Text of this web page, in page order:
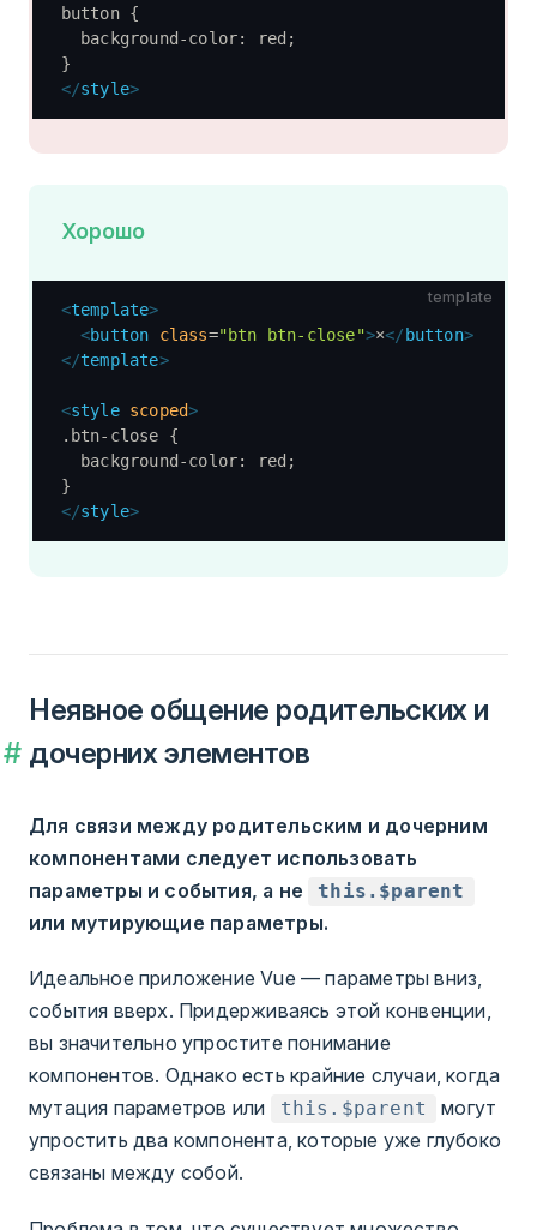
button {
  background-color: red;
}
</style>
Хорошо
template
<template>
  <
button class="btn btn-close">×</ button>
</template>
<style scoped>
.btn-close {
  background-color: red;
}
</style>
Неявное общение родительских и
дочерних элементов
Для связи между родительским и дочерним
компонентами следует использовать
параметры и события, а не
this.$parent
или мутирующие параметры.
Идеальное приложение Vue — параметры вниз,
события вверх. Придерживаясь этой конвенции,
вы значительно упростите понимание
компонентов. Однако есть крайние случаи, когда
мутация параметров или
this.$parent
могут
упростить два компонента, которые уже глубоко
связаны между собой.